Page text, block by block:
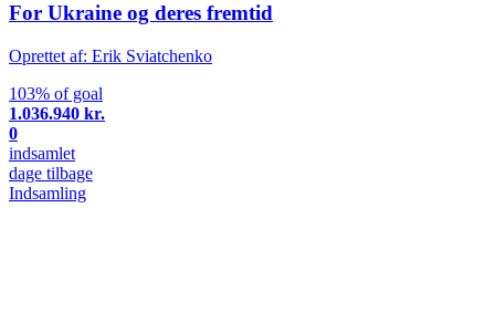
For Ukraine og deres fremtid
Oprettet af: Erik Sviatchenko
103% of goal
1.036.940 kr.
0
indsamlet
dage tilbage
Indsamling